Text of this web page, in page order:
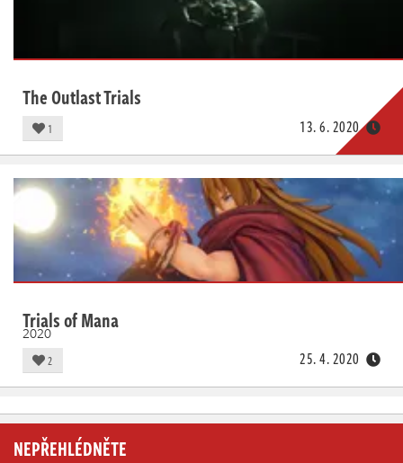
The Outlast Trials
1 13. 6. 2020
Trials of Mana
2020
2 25. 4. 2020
NEPŘEHLÉDNĚTE